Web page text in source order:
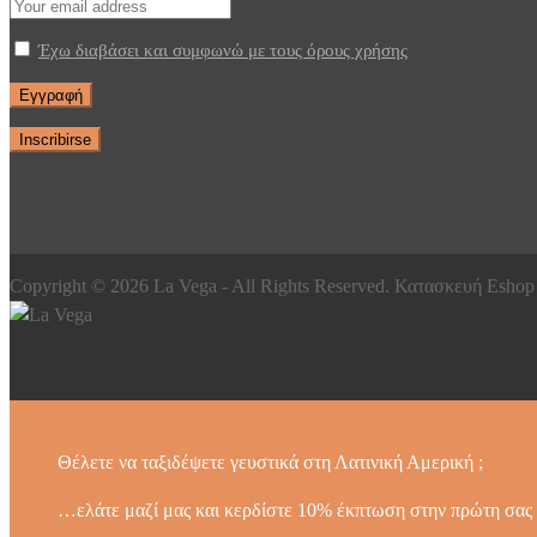
Έχω διαβάσει και συμφωνώ με τους όρους χρήσης
Copyright © 2026 La Vega - All Rights Reserved. Κατασκευή Eshop
Θέλετε να ταξιδέψετε γευστικά στη Λατινική Αμερική ;
…ελάτε μαζί μας και κερδίστε 10% έκπτωση στην πρώτη σας